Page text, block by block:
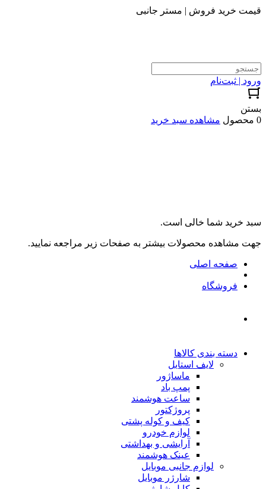
قیمت خرید فروش | مستر جانبی
ورود | ثبت‌نام
بستن
0 محصول
مشاهده سبد خرید
سبد خرید شما خالی است.
جهت مشاهده محصولات بیشتر به صفحات زیر مراجعه نمایید.
صفحه اصلی
فروشگاه
دسته بندی کالاها
لایف استایل
ماساژور
پمپ باد
ساعت هوشمند
پروژکتور
کیف و کوله پشتی
لوازم خودرو
آرایشی و بهداشتی
عینک هوشمند
لوازم جانبی موبایل
شارژر موبایل